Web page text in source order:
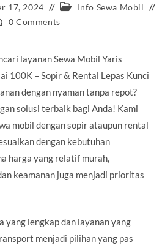
17, 2024
Post Info Sewa Mobil
0 Comments
layanan Sewa Mobil Yaris
100K – Sopir & Rental Lepas Kunci
dengan nyaman tanpa repot?
solusi terbaik bagi Anda! Kami
mobil dengan sopir ataupun rental
dengan kebutuhan
harga yang relatif murah,
keamanan juga menjadi prioritas
yang lengkap dan layanan yang
menjadi pilihan yang pas